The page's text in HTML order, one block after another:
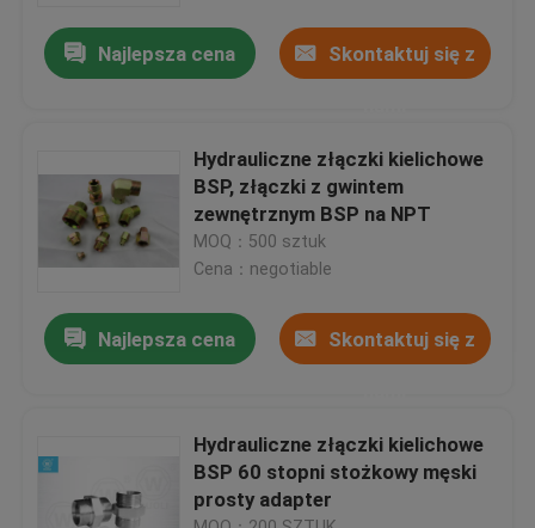
Wycieczka po fabryce
Skontaktuj się z nami
Wszystkie przypadki
Końcówki do węży hydraulicznych
Złączki do węży hydraulicznych
Najlepsza cena Skontaktuj się z
Hydrauliczne złączki kielichowe
BSP, złączki z gwintem
zewnętrznym BSP na NPT
MOQ：500 sztuk
Cena：negotiable
Najlepsza cena Skontaktuj się z
Hydrauliczne złączki kielichowe
BSP 60 stopni stożkowy męski
prosty adapter